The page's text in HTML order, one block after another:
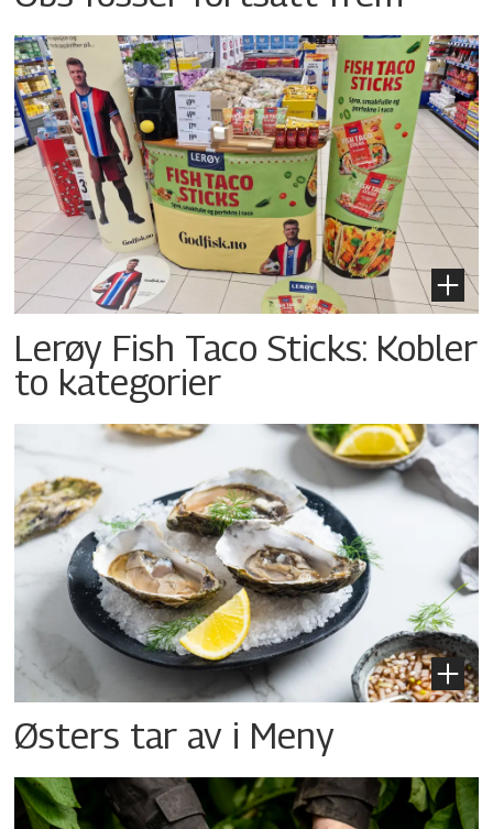
Lerøy Fish Taco Sticks: Kobler
to kategorier
Østers tar av i Meny